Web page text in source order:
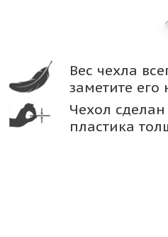
Вес чехла
заметите
Чехол сделан
пластика